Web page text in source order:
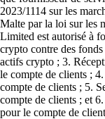
2023/1114 sur les
Malte par la loi sur les
Limited est autorisé à
crypto contre des
actifs crypto ; 3.
le compte de clients ;
compte de clients ; 5.
compte de clients ; et
pour le compte de